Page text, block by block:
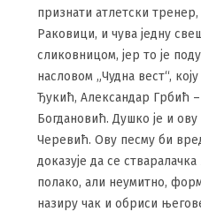
признати атлетски
Раковици, и чува једну
сликовницом, јер то је
насловом „Чудна вест“,
Ђукић, Александар Грбић
Богдановић. Душко је и
Черевић. Ову песму би
доказује да се
полако, али неумитно,
назиру чак и обриси